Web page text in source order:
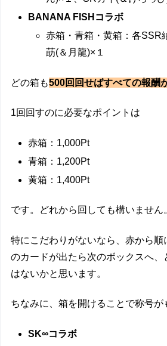
BANANA FISHコラボ
赤箱・青箱・黄箱：各SSR
莇(＆月龍)×１
どの箱も500回回せばすべての報酬
1回回すのに必要なポイントは
赤箱：1,000Pt
青箱：1,200Pt
黄箱：1,400Pt
です。どれから回しても構いません
特にこだわりがないなら、赤から順
のカードが出たら次のボックスへ
はないかと思います。
ちなみに、箱を開けることで称号が
SK∞コラボ